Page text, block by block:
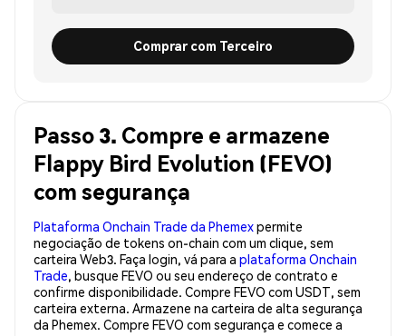
Comprar com Terceiro
Passo 3. Compre e armazene
Flappy Bird Evolution (FEVO)
com segurança
Plataforma Onchain Trade da Phemexpermite
negociação de tokens on-chain com um clique, sem
carteira Web3. Faça login, vá para a plataforma Onchain
Trade, busque FEVO ou seu endereço de contrato e
confirme disponibilidade. Compre FEVO com USDT, sem
carteira externa. Armazene na carteira de alta segurança
da Phemex. Compre FEVO com segurança e comece a